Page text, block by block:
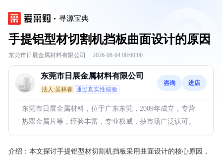
寻源宝典
手提铝型材切割机挡板曲面设计的原因
东莞市日展金属材料有限公司 · 2026-08-04 08:00:00
东莞市日展金属材料有限公司
法人:吴林春 通过真实性核验
咨询 进店
东莞市日展金属材料，位于广东东莞，2009年成立，专营
热双金属片等，经验丰富，专业权威，获市场广泛认可。
介绍： 本文探讨手提铝型材切割机挡板采用曲面设计的核心原因，